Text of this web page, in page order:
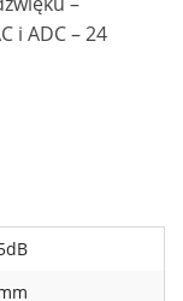
i ADC – 24